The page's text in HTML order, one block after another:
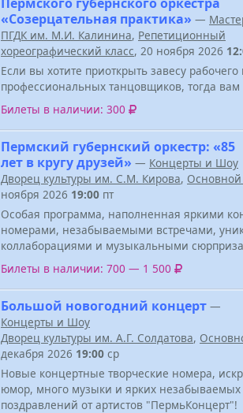
«Созерцательная практика» —
ПГДК им. М.И. Калинина, Репетиционный
хореографический класс, 20 ноября 2026
Если вы хотите приоткрыть завесу рабочего
профессиональных танцовщиков, тогда
Билеты в наличии: 300
Пермский губернский оркестр: «85
лет в кругу друзей» — Концерты и Шоу
Дворец культуры им. С.М. Кирова, Основной
ноября 2026 19:00 пт
Особая программа, наполненная яркими
номерами, незабываемыми встречами,
коллаборациями и музыкальными
Билеты в наличии: 700 — 1 500
Большой новогодний концерт —
Концерты и Шоу
Дворец культуры им. А.Г. Солдатова,
декабря 2026 19:00 ср
Новые концертные творческие номера,
юмор, много музыки и ярких незабываемых
поздравлений от артистов "ПермьКонцерт"!